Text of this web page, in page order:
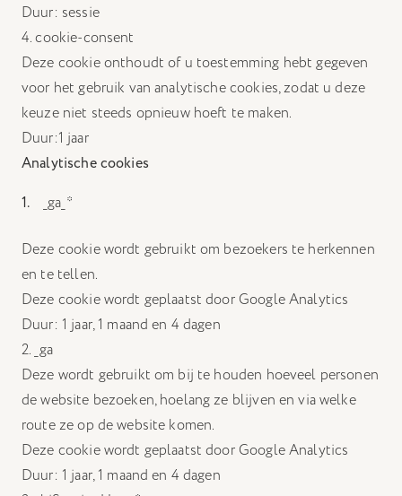
Duur: sessie
4. cookie-consent
Deze cookie onthoudt of u toestemming hebt gegeven
voor het gebruik van analytische cookies, zodat u deze
keuze niet steeds opnieuw hoeft te maken.
Duur:1 jaar
Analytische cookies
_ga_*
Deze cookie wordt gebruikt om bezoekers te herkennen
en te tellen.
Deze cookie wordt geplaatst door Google Analytics
Duur: 1 jaar, 1 maand en 4 dagen
2. _ga
Deze wordt gebruikt om bij te houden hoeveel personen
de website bezoeken, hoelang ze blijven en via welke
route ze op de website komen.
Deze cookie wordt geplaatst door Google Analytics
Duur: 1 jaar, 1 maand en 4 dagen